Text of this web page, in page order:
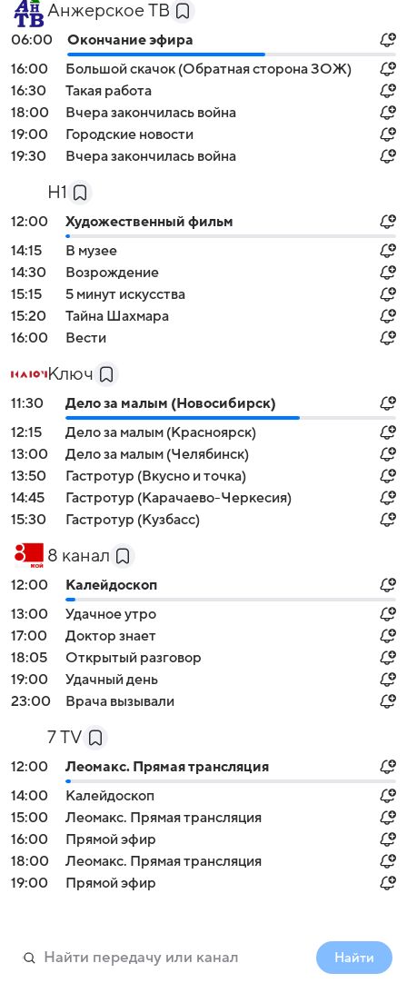
Анжерское ТВ
06:00
Окончание эфира
16:00
Большой скачок (Обратная сторона ЗОЖ)
16:30
Такая работа
18:00
Вчера закончилась война
19:00
Городские новости
19:30
Вчера закончилась война
H1
12:00
Художественный фильм
14:15
В музее
14:30
Возрождение
15:15
5 минут искусства
15:20
Тайна Шахмара
16:00
Вести
Ключ
11:30
Дело за малым (Новосибирск)
12:15
Дело за малым (Красноярск)
13:00
Дело за малым (Челябинск)
13:50
Гастротур (Вкусно и точка)
14:45
Гастротур (Карачаево-Черкесия)
15:30
Гастротур (Кузбасс)
8 канал
12:00
Калейдоскоп
13:00
Удачное утро
17:00
Доктор знает
18:05
Открытый разговор
19:00
Удачный день
23:00
Врача вызывали
7 TV
12:00
Леомакс. Прямая трансляция
14:00
Калейдоскоп
15:00
Леомакс. Прямая трансляция
16:00
Прямой эфир
18:00
Леомакс. Прямая трансляция
19:00
Прямой эфир
Найти